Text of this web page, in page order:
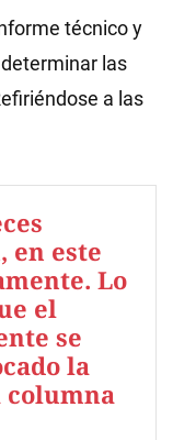
técnico y
las
a las
en este
Lo
el
se
la
columna